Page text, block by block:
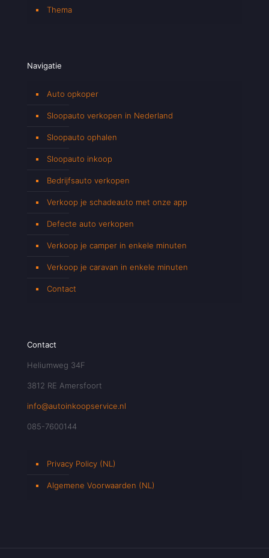
Thema
Navigatie
Auto opkoper
Sloopauto verkopen in Nederland
Sloopauto ophalen
Sloopauto inkoop
Bedrijfsauto verkopen
Verkoop je schadeauto met onze app
Defecte auto verkopen
Verkoop je camper in enkele minuten
Verkoop je caravan in enkele minuten
Contact
Contact
Heliumweg 34F
3812 RE Amersfoort
info@autoinkoopservice.nl
085-7600144
Privacy Policy (NL)
Algemene Voorwaarden (NL)